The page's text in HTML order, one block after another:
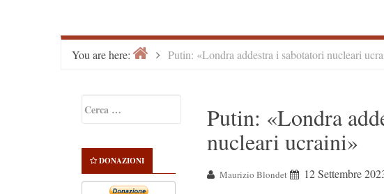
You are here: HomePutin: «Londra addestra i sabotatori nucleari
Sidebar
per:
DONAZIONI
Putin: «Londra
nucleari ucraini»
Maurizio Blondet
12 Settembre